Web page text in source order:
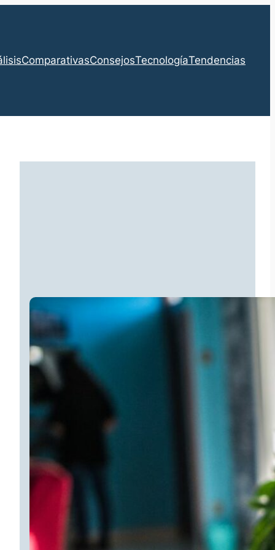
ComparativasConsejosTecnologíaTendencias